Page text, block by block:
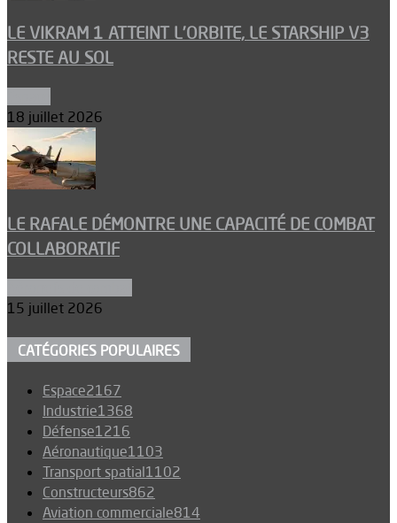
LE VIKRAM 1 ATTEINT L’ORBITE, LE STARSHIP V3
RESTE AU SOL
18 juillet 2026
LE RAFALE DÉMONTRE UNE CAPACITÉ DE COMBAT
COLLABORATIF
15 juillet 2026
CATÉGORIES POPULAIRES
Espace2167
Industrie1368
Défense1216
Aéronautique1103
Transport spatial1102
Constructeurs862
Aviation commerciale814